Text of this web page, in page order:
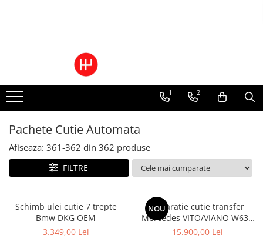
Pachete Cutie Automata
Pachete Cutie Manuala
Pachete Grup Diferential
Reparatii convertizoare de cuplu
Climatizare Auto
Ulei cutie automata
1 2
Pachete Cutie Automata
Afiseaza: 361-362 din 362 produse
FILTRE
Schimb ulei cutie 7 trepte
Bmw DKG OEM
3.349,00 Lei
NOU
Reparatie cutie transfer
Mercedes VITO/VIANO W639
4MATIC
15.900,00 Lei